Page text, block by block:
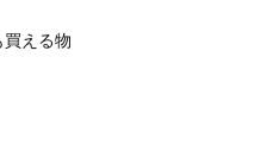
える物